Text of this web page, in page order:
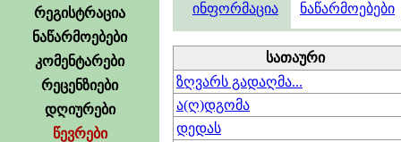
რეგისტრაცია
ნაწარმოებები
კომენტარები
რეცენზიები
დღიურები
წევრები
ინფორმაცია ნაწარმოებები
სათაური
ზღვარს გადაღმა...
ა(ღ)დგომა
დედას